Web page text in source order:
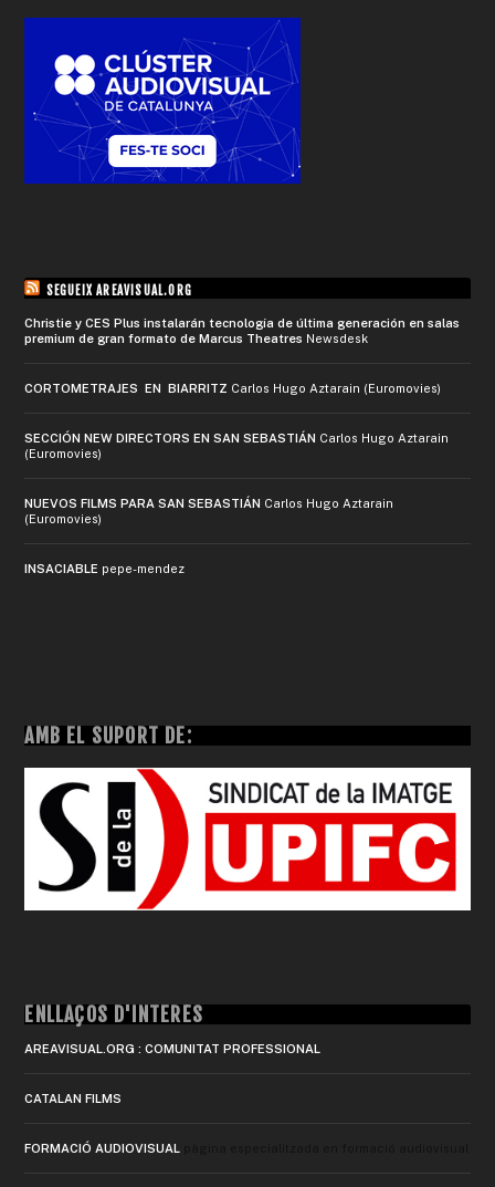
SEGUEIX AREAVISUAL.ORG
Christie y CES Plus instalarán tecnología de última generación en salas
premium de gran formato de Marcus Theatres Newsdesk
CORTOMETRAJES EN BIARRITZ Carlos Hugo Aztarain (Euromovies)
SECCIÓN NEW DIRECTORS EN SAN SEBASTIÁN Carlos Hugo Aztarain
(Euromovies)
NUEVOS FILMS PARA SAN SEBASTIÁN Carlos Hugo Aztarain
(Euromovies)
INSACIABLE pepe-mendez
AMB EL SUPORT DE:
ENLLAÇOS D'INTERÈS
AREAVISUAL.ORG : COMUNITAT PROFESSIONAL
CATALAN FILMS
FORMACIÓ AUDIOVISUAL